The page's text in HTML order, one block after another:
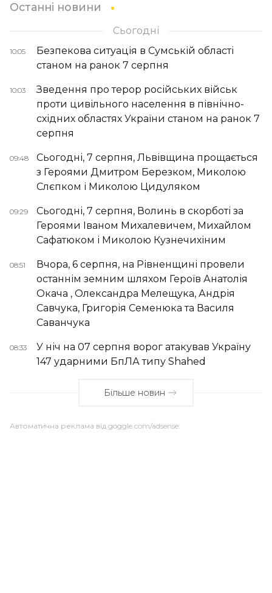
Останні новини
Сьогодні
10:05
Безпекова ситуація в Сумській області
станом на ранок 7 серпня
10:03
Зведення про терор російських військ
проти цивільного населення в північно-
східних областях України станом на ранок 7
серпня
09:48
Сьогодні, 7 серпня, Львівщина прощається
з Героями Дмитром Березком, Миколою
Слєпком і Миколою Цидуляком
09:29
Сьогодні, 7 серпня, Волинь в скорботі за
Героями Іваном Михалевичем, Михайлом
Сафатюком і Миколою Кузнечихіним
08:51
Вчора, 6 серпня, на Рівненщині провели
останнім земним шляхом Героїв Анатолія
Окача , Олександра Мелещука, Андрія
Савчука, Григорія Семенюка та Василя
Саванчука
08:33
У ніч на 07 серпня ворог атакував Україну
147 ударними БпЛА типу Shahed
Більше новин
Автоматична реклама від goggle.com/adsense: